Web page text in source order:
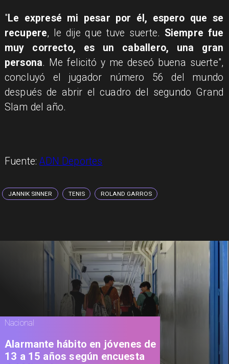
"Le expresé mi pesar por él, espero que se
recupere, le dije que tuve suerte. Siempre fue
muy correcto, es un caballero, una gran
persona. Me felicitó y me deseó buena suerte",
concluyó el jugador número 56 del mundo
después de abrir el cuadro del segundo Grand
Slam del año.
Fuente:ADN Deportes
JANNIK SINNER TENIS ROLAND GARROS
Nacional
Alarmante hábito en jóvenes de
13 a 15 años según encuesta